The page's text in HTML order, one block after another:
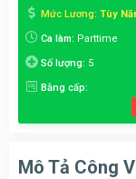
Mức Lương: Tùy
Ca làm: Parttime
Số lượng: 5
Bằng cấp:
Mô Tả Công